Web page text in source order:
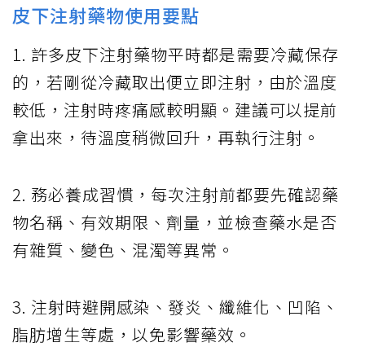
皮下注射藥物使用要點
1. 許多皮下注射藥物平時都是需要冷藏保存
的，若剛從冷藏取出便立即注射，由於溫度
較低，注射時疼痛感較明顯。建議可以提前
拿出來，待溫度稍微回升，再執行注射。
2. 務必養成習慣，每次注射前都要先確認藥
物名稱、有效期限、劑量，並檢查藥水是否
有雜質、變色、混濁等異常。
3. 注射時避開感染、發炎、纖維化、凹陷、
脂肪增生等處，以免影響藥效。